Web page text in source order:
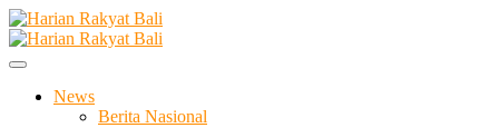
Skip
to
content
Harian Rakyat Bali
Membangun Semangat Kehidupan dan Berbangsa
News
Berita Nasional